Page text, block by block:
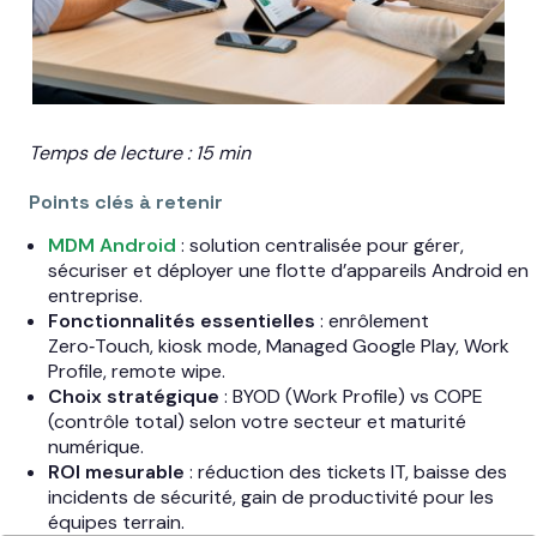
Temps de lecture : 15 min
Points clés à retenir
MDM Android : solution centralisée pour gérer,
sécuriser et déployer une flotte d’appareils Android en
entreprise.
Fonctionnalités essentielles : enrôlement
Zero‑Touch, kiosk mode, Managed Google Play, Work
Profile, remote wipe.
Choix stratégique : BYOD (Work Profile) vs COPE
(contrôle total) selon votre secteur et maturité
numérique.
ROI mesurable : réduction des tickets IT, baisse des
incidents de sécurité, gain de productivité pour les
équipes terrain.